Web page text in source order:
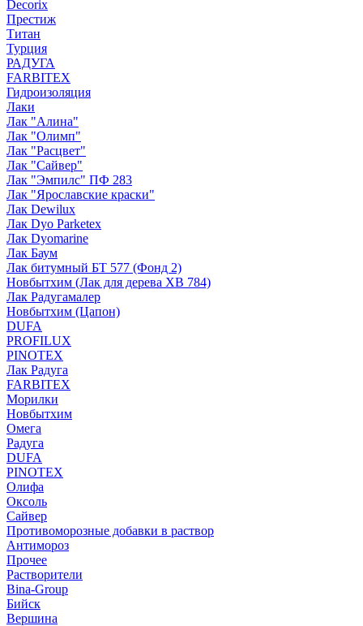
Decorix
Престиж
Титан
Турция
РАДУГА
FARBITEX
Гидроизоляция
Лаки
Лак "Алина"
Лак "Олимп"
Лак "Расцвет"
Лак "Сайвер"
Лак "Эмпилс" ПФ 283
Лак "Ярославские краски"
Лак Dewilux
Лак Dyo Parketex
Лак Dyomarine
Лак Баум
Лак битумный БТ 577 (Фонд 2)
Новбытхим (Лак для дерева ХВ 784)
Лак Радугамалер
Новбытхим (Цапон)
DUFA
PROFILUX
PINOTEX
Лак Радуга
FARBITEX
Морилки
Новбытхим
Омега
Радуга
DUFA
PINOTEX
Олифа
Оксоль
Сайвер
Противоморозные добавки в раствор
Антимороз
Прочее
Растворители
Bina-Group
Бийск
Вершина